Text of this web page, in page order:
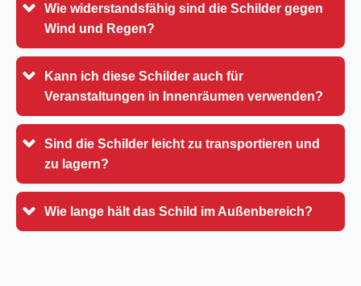
Wie widerstandsfähig sind die Schilder gegen
Wind und Regen?
Kann ich diese Schilder auch für
Veranstaltungen in Innenräumen verwenden?
Sind die Schilder leicht zu transportieren und
zu lagern?
Wie lange hält das Schild im Außenbereich?